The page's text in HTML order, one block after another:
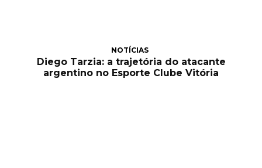
NOTÍCIAS
Diego Tarzia: a trajetória do atacante
argentino no Esporte Clube Vitória